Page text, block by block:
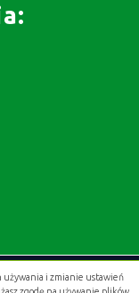
używania i zmianie ustawień
digital